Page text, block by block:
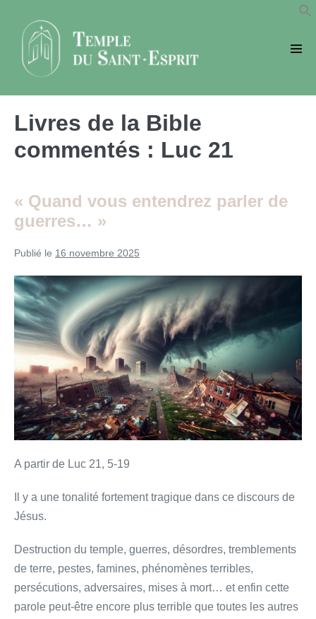
contenu
Livres de la Bible
commentés : Luc 21
« Quand vous entendrez parler de
guerres… »
Publié le 16 novembre 2025
«
Quand
vous
entendrez
de
guerres…
»
A partir de Luc 21, 5-19
Il y a une tonalité fortement tragique dans ce discours de
Jésus.
Destruction du temple, guerres, désordres, tremblements
de terre, pestes, famines, phénomènes terribles,
persécutions, adversaires, mises à mort… et enfin cette
parole peut-être encore plus terrible que toutes les autres